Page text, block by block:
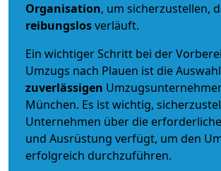
Organisation, um sicherzustellen,
reibungslosverläuft.
Ein wichtiger Schritt bei der
Umzugs nach Plauen ist die
zuverlässigen
München. Es ist wichtig,
Unternehmen über die
und Ausrüstung verfügt, um den
erfolgreich durchzuführen.